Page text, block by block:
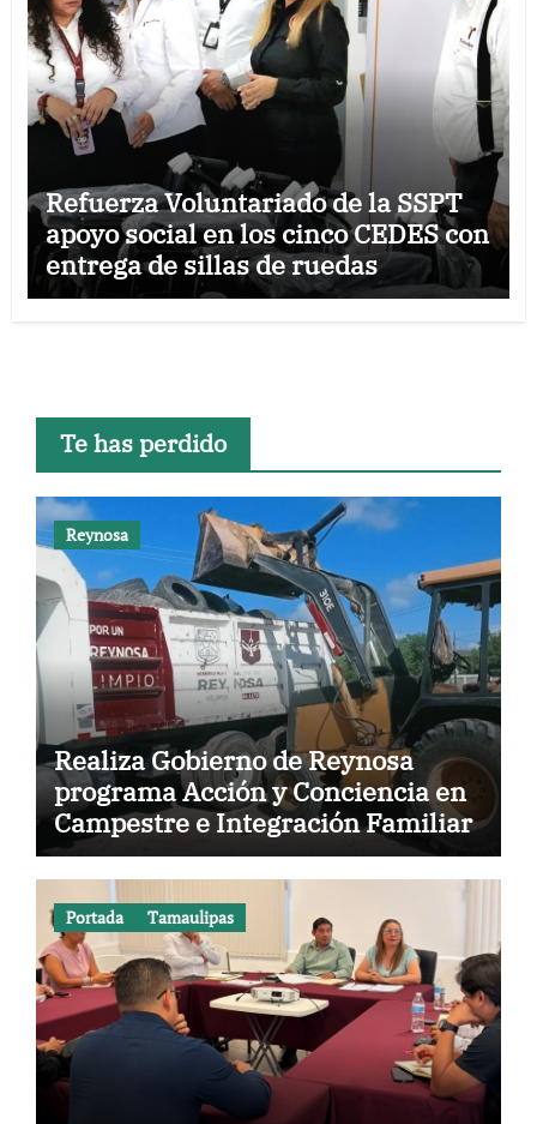
Refuerza Voluntariado de la SSPT
apoyo social en los cinco CEDES con
entrega de sillas de ruedas
Te has perdido
Reynosa
Realiza Gobierno de Reynosa
programa Acción y Conciencia en
Campestre e Integración Familiar
Portada Tamaulipas